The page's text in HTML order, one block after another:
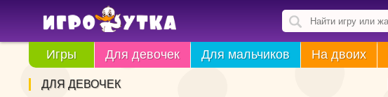
Игры Для девочек Для мальчиков На двоих
ДЛЯ ДЕВОЧЕК